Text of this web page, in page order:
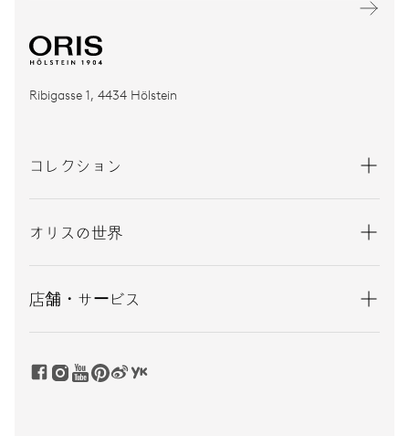
Ribigasse 1, 4434 Hölstein
コレクション
オリスの世界
店舗・サービス